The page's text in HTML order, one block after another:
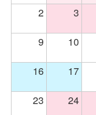
2
3
9 10
16
17
23
24